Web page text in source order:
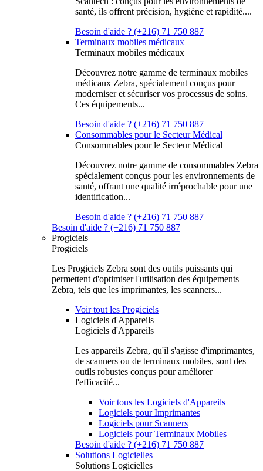
santé, ils offrent précision, hygiène et rapidité....
Besoin d'aide ? (+216) 71 750 887
Terminaux mobiles médicaux
Terminaux mobiles médicaux
Découvrez notre gamme de terminaux mobiles
médicaux Zebra, spécialement conçus pour
moderniser et sécuriser vos processus de soins.
Ces équipements...
Besoin d'aide ? (+216) 71 750 887
Consommables pour le Secteur Médical
Consommables pour le Secteur Médical
Découvrez notre gamme de consommables Zebra
spécialement conçus pour les environnements de
santé, offrant une qualité irréprochable pour une
identification...
Besoin d'aide ? (+216) 71 750 887
Besoin d'aide ? (+216) 71 750 887
Progiciels
Progiciels
Les Progiciels Zebra sont des outils puissants qui
permettent d'optimiser l'utilisation des équipements
Zebra, tels que les imprimantes, les scanners...
Voir tout les Progiciels
Logiciels d'Appareils
Logiciels d'Appareils
Les appareils Zebra, qu'il s'agisse d'imprimantes,
de scanners ou de terminaux mobiles, sont des
outils robustes conçus pour améliorer
l'efficacité...
Voir tous les Logiciels d'Appareils
Logiciels pour Imprimantes
Logiciels pour Scanners
Logiciels pour Terminaux Mobiles
Besoin d'aide ? (+216) 71 750 887
Solutions Logicielles
Solutions Logicielles